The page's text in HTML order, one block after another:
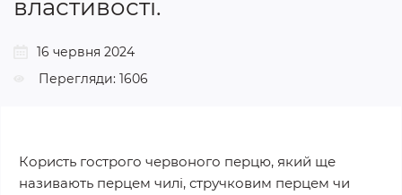
властивості.
16 червня 2024
Перегляди: 1606
Користь гострого червоного перцю, який ще
називають перцем чилі, стручковим перцем чи